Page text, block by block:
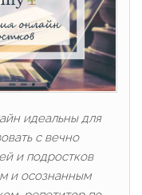
идеальны для
с вечно
и подростков
и осознанным